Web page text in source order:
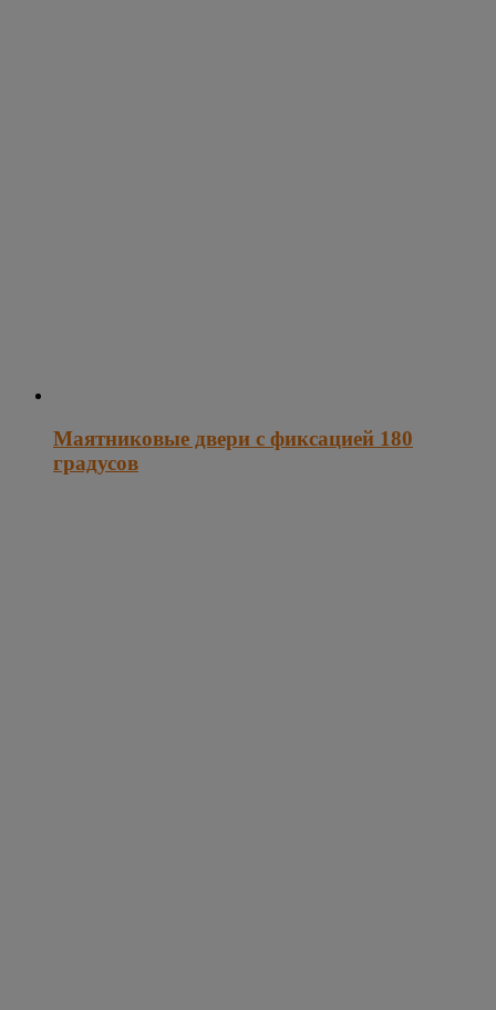
Маятниковые двери с фиксацией 180
градусов